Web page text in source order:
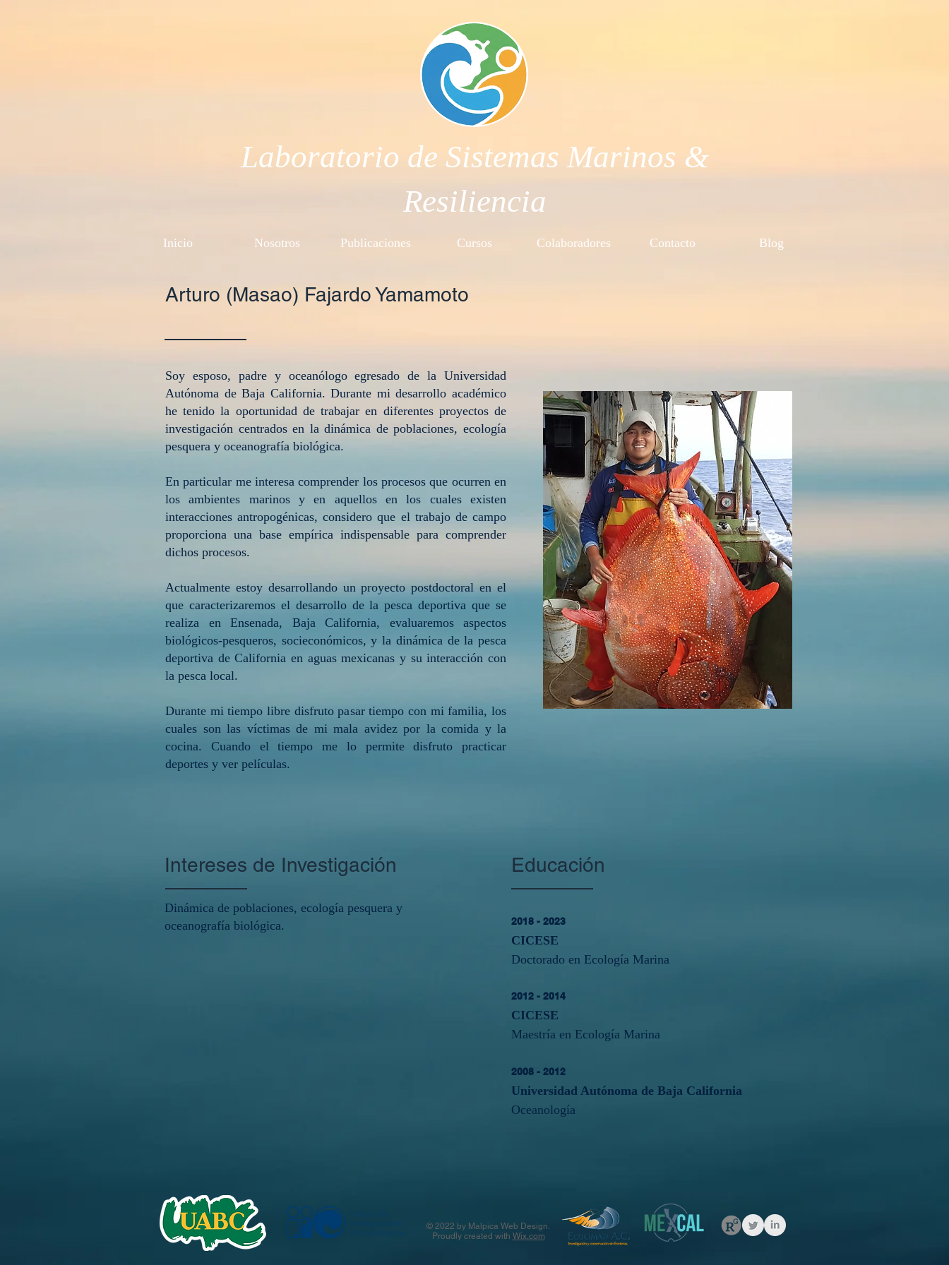
Laboratorio de Sistemas Marinos &
Resiliencia
Inicio Nosotros Publicaciones Cursos Colaboradores Contacto Blog
Arturo (Masao) Fajardo Yamamoto
Soy esposo, padre y oceanólogo egresado de la Universidad
Autónoma de Baja California. Durante mi desarrollo académico
he tenido la oportunidad de trabajar en diferentes proyectos de
investigación centrados en la dinámica de poblaciones, ecología
pesquera y oceanografía biológica.
En particular me interesa comprender los procesos que ocurren en
los ambientes marinos y en aquellos en los cuales existen
interacciones antropogénicas, considero que el trabajo de campo
proporciona una base empírica indispensable para comprender
dichos procesos.
Actualmente estoy desarrollando un proyecto postdoctoral en el
que caracterizaremos el desarrollo de la pesca deportiva que se
realiza en Ensenada, Baja California, evaluaremos aspectos
biológicos-pesqueros, socieconómicos, y la dinámica de la pesca
deportiva de California en aguas mexicanas y su interacción con
la pesca local.
Durante mi tiempo libre disfruto pasar tiempo con mi familia, los
cuales son las víctimas de mi mala avidez por la comida y la
cocina. Cuando el tiempo me lo permite disfruto practicar
deportes y ver películas.
Educación
Intereses de Investigación
Dinámica de poblaciones, ecología pesquera y
oceanografía biológica.
2018 - 2023
CICESE
Doctorado en Ecología Marina
2012 - 2014
CICESE
Maestría en Ecología Marina
2008 - 2012
Universidad Autónoma de Baja California
Oceanología
© 2022 by Malpica Web Design.
Proudly created with Wix.com